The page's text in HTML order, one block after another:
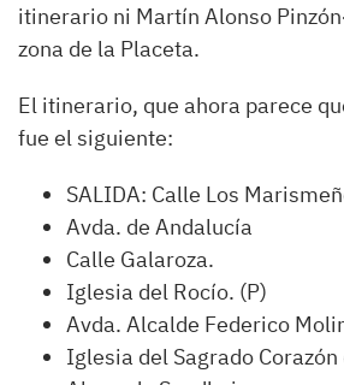
itinerario ni Martín Alonso
zona de la Placeta.
El itinerario, que ahora parece
fue el siguiente:
SALIDA: Calle Los
Avda. de Andalucía
Calle Galaroza.
Iglesia del Rocío. (P)
Avda. Alcalde Federico
Iglesia del Sagrado Corazón